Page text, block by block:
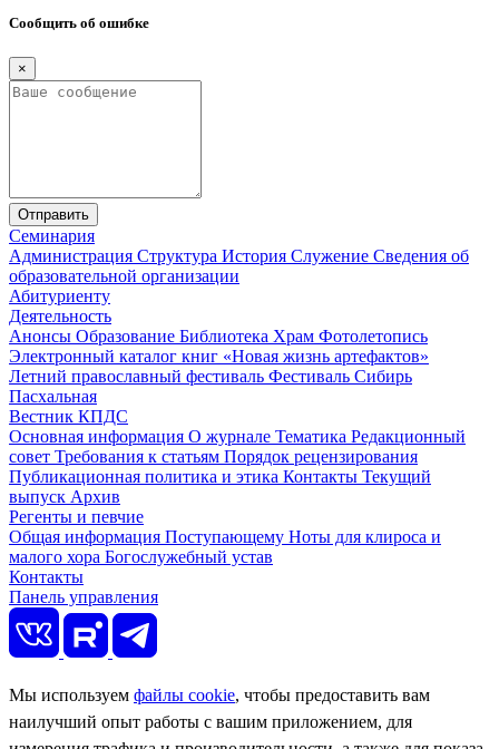
Сообщить об ошибке
×
Отправить
Семинария
Администрация Структура История Служение Сведения об
образовательной организации
Абитуриенту
Деятельность
Анонсы Образование Библиотека Храм Фотолетопись
Электронный каталог книг «Новая жизнь артефактов»
Летний православный фестиваль Фестиваль Сибирь
Пасхальная
Вестник КПДС
Основная информация О журнале Тематика Редакционный
совет Требования к статьям Порядок рецензирования
Публикационная политика и этика Контакты Текущий
выпуск Архив
Регенты и певчие
Общая информация Поступающему Ноты для клироса и
малого хора Богослужебный устав
Контакты
Панель управления
Мы используем файлы cookie, чтобы предоставить вам
наилучший опыт работы с вашим приложением, для